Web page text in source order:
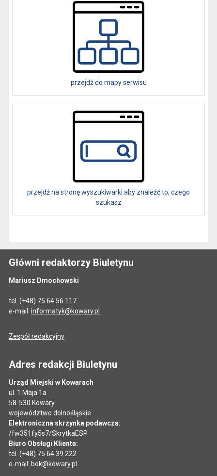
przejdź do mapy serwisu
przejdź na stronę wyszukiwarki aby znaleźć to, czego
szukasz
Główni redaktorzy Biuletynu
Mariusz Dmochowski
tel. (+48) 75 64 56 117
e-mail: informatyk@kowary.pl
Zespół redakcyjny
Adres redakcji Biuletynu
Urząd Miejski w Kowarach
ul. 1 Maja 1a
58-530 Kowary
województwo dolnośląskie
Elektroniczna skrzynka podawcza:
/fw351fy5s7/SkrytkaESP
Biuro Obsługi Klienta:
tel. (+48) 75 64 39 222
e-mail: bok@kowary.pl